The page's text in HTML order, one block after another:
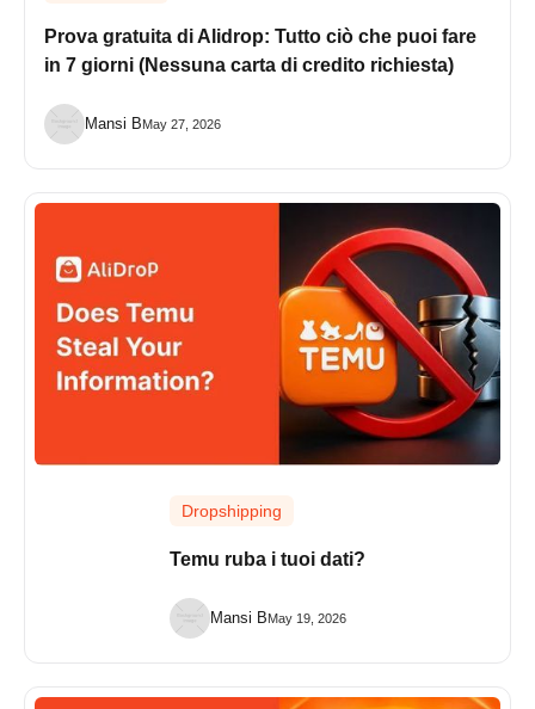
Prova gratuita di Alidrop: Tutto ciò che puoi fare
in 7 giorni (Nessuna carta di credito richiesta)
Mansi BMay 27, 2026
Dropshipping
Temu ruba i tuoi dati?
Mansi BMay 19, 2026